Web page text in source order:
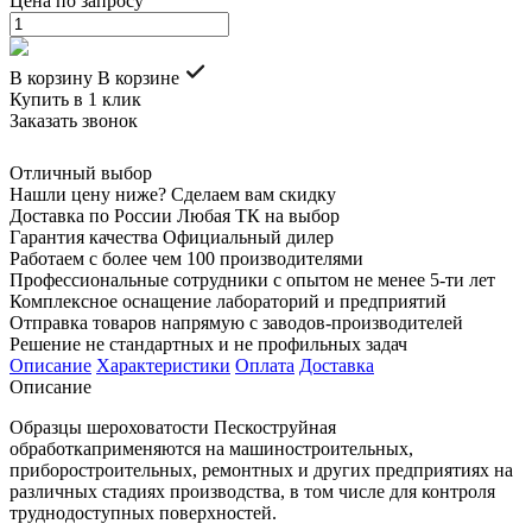
В корзину В корзине
Купить в 1 клик
Заказать звонок
Отличный выбор
Нашли цену ниже? Сделаем вам скидку
Доставка по России Любая ТК на выбор
Гарантия качества Официальный дилер
Работаем с более чем 100 производителями
Профессиональные сотрудники с опытом не менее 5-ти лет
Комплексное оснащение лабораторий и предприятий
Отправка товаров напрямую с заводов-производителей
Решение не стандартных и не профильных задач
Описание Характеристики Оплата Доставка
Описание
Образцы шероховатости Пескоструйная
обработкаприменяются на машиностроительных,
приборостроительных, ремонтных и других предприятиях на
различных стадиях производства, в том числе для контроля
труднодоступных поверхностей.